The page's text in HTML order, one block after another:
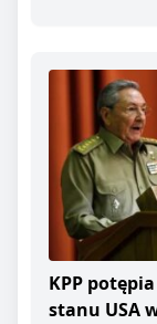
KPP
stanu USA